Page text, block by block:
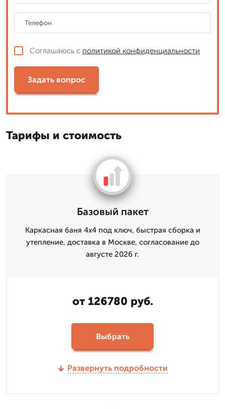
Соглашаюсь с политикой конфиденциальности
Задать вопрос
Тарифы и стоимость
Базовый пакет
Каркасная баня 4x4 под ключ, быстрая сборка и
утепление, доставка в Москве, согласование до
августе 2026 г.
от 126780 руб.
Выбрать
Развернуть подробности